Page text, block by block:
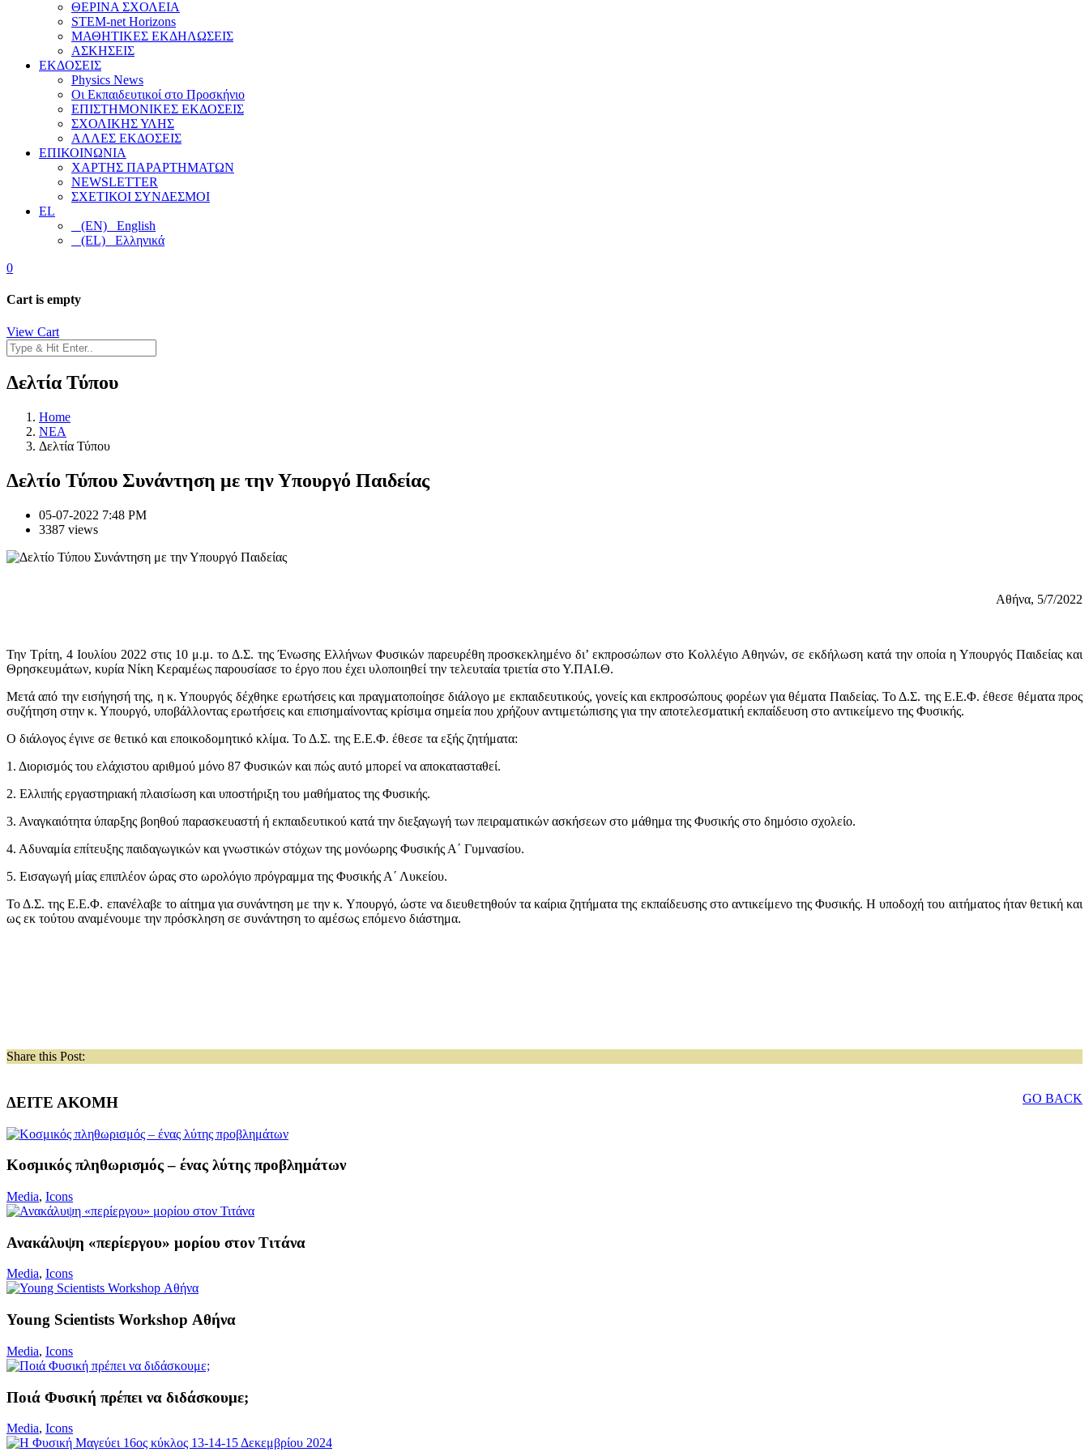
ΘΕΡΙΝΑ ΣΧΟΛΕΙΑ
STEM-net Horizons
ΜΑΘΗΤΙΚΕΣ ΕΚΔΗΛΩΣΕΙΣ
ΑΣΚΗΣΕΙΣ
ΕΚΔΟΣΕΙΣ
Physics News
Οι Εκπαιδευτικοί στο Προσκήνιο
ΕΠΙΣΤΗΜΟΝΙΚΕΣ ΕΚΔΟΣΕΙΣ
ΣΧΟΛΙΚΗΣ ΥΛΗΣ
ΑΛΛΕΣ ΕΚΔΟΣΕΙΣ
ΕΠΙΚΟΙΝΩΝΙΑ
ΧΑΡΤΗΣ ΠΑΡΑΡΤΗΜΑΤΩΝ
NEWSLETTER
ΣΧΕΤΙΚΟΙ ΣΥΝΔΕΣΜΟΙ
EL
(EN) English
(EL) Ελληνικά
0
Cart is empty
View Cart
Δελτία Τύπου
Home
NEA
Δελτία Τύπου
Δελτίο Τύπου Συνάντηση με την Υπουργό Παιδείας
05-07-2022 7:48 PM
3387 views
Αθήνα, 5/7/2022
Την Τρίτη, 4 Ιουλίου 2022 στις 10 μ.μ. το Δ.Σ. της Ένωσης Ελλήνων Φυσικών παρευρέθη προσκεκλημένο δι’ εκπροσώπων στο Κολλέγιο Αθηνών, σε εκδήλωση κατά την οποία η Υπουργός Παιδείας και
Θρησκευμάτων, κυρία Νίκη Κεραμέως παρουσίασε το έργο που έχει υλοποιηθεί την τελευταία τριετία στο Υ.ΠΑΙ.Θ.
Μετά από την εισήγησή της, η κ. Υπουργός δέχθηκε ερωτήσεις και πραγματοποίησε διάλογο με εκπαιδευτικούς, γονείς και εκπροσώπους φορέων για θέματα Παιδείας. Το Δ.Σ. της Ε.Ε.Φ. έθεσε θέματα προς
συζήτηση στην κ. Υπουργό, υποβάλλοντας ερωτήσεις και επισημαίνοντας κρίσιμα σημεία που χρήζουν αντιμετώπισης για την αποτελεσματική εκπαίδευση στο αντικείμενο της Φυσικής.
Ο διάλογος έγινε σε θετικό και εποικοδομητικό κλίμα. Το Δ.Σ. της Ε.Ε.Φ. έθεσε τα εξής ζητήματα:
1. Διορισμός του ελάχιστου αριθμού μόνο 87 Φυσικών και πώς αυτό μπορεί να αποκατασταθεί.
2. Ελλιπής εργαστηριακή πλαισίωση και υποστήριξη του μαθήματος της Φυσικής.
3. Αναγκαιότητα ύπαρξης βοηθού παρασκευαστή ή εκπαιδευτικού κατά την διεξαγωγή των πειραματικών ασκήσεων στο μάθημα της Φυσικής στο δημόσιο σχολείο.
4. Αδυναμία επίτευξης παιδαγωγικών και γνωστικών στόχων της μονόωρης Φυσικής Α΄ Γυμνασίου.
5. Εισαγωγή μίας επιπλέον ώρας στο ωρολόγιο πρόγραμμα της Φυσικής Α΄ Λυκείου.
Το Δ.Σ. της Ε.Ε.Φ. επανέλαβε το αίτημα για συνάντηση με την κ. Υπουργό, ώστε να διευθετηθούν τα καίρια ζητήματα της εκπαίδευσης στο αντικείμενο της Φυσικής. Η υποδοχή του αιτήματος ήταν θετική και
ως εκ τούτου αναμένουμε την πρόσκληση σε συνάντηση το αμέσως επόμενο διάστημα.
Share this Post:
GO BACK
ΔΕΙΤΕ ΑΚΟΜΗ
Κοσμικός πληθωρισμός – ένας λύτης προβλημάτων
Media, Icons
Ανακάλυψη «περίεργου» μορίου στον Τιτάνα
Media, Icons
Young Scientists Workshop Αθήνα
Media, Icons
Ποιά Φυσική πρέπει να διδάσκουμε;
Media, Icons